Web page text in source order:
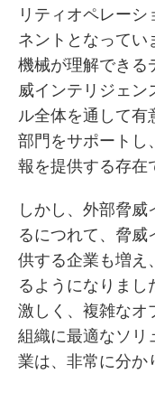
リティオペレー
ネントとなってい
機械が理解できる
威インテリジェン
ル全体を通して有
部門をサポートし
報を提供する存在
しかし、外部脅
るにつれて、脅威
供する企業も増え
るようになりま
激しく、複雑なオ
組織に最適なソリ
業は、非常に分か